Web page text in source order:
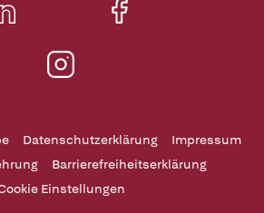
Datenschutzerklärung
Impressum
Barrierefreiheitserklärung
Einstellungen